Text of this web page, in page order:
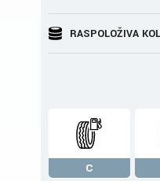
RASPOLOŽIVA
C